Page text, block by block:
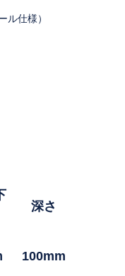
ル仕様）
深さ
100mm